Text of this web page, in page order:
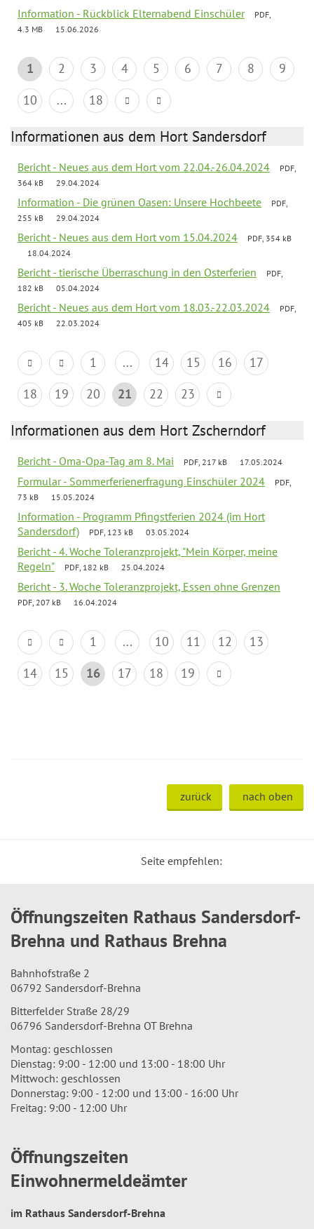
Information - Rückblick Elternabend Einschüler
PDF,
4.3 MB
15.06.2026
1 2 3 4 5 6 7 8
9
10
... 18
Informationen aus dem Hort Sandersdorf
Bericht - Neues aus dem Hort vom 22.04.-26.04.2024
PDF,
364 kB
29.04.2024
Information - Die grünen Oasen: Unsere Hochbeete
PDF,
255 kB
29.04.2024
Bericht - Neues aus dem Hort vom 15.04.2024
PDF, 354 kB
18.04.2024
Bericht - tierische Überraschung in den Osterferien
PDF,
182 kB
05.04.2024
Bericht - Neues aus dem Hort vom 18.03.-22.03.2024
PDF,
405 kB
22.03.2024
1 ... 14 15 16
17
18
19 20 21 22 23
Informationen aus dem Hort Zscherndorf
Bericht - Oma-Opa-Tag am 8. Mai PDF, 217 kB 17.05.2024
Formular - Sommerferienerfragung Einschüler 2024
PDF,
73 kB
15.05.2024
Information - Programm Pfingstferien 2024 (im Hort
Sandersdorf)
PDF, 123 kB 03.05.2024
Bericht - 4. Woche Toleranzprojekt, "Mein Körper, meine
Regeln"
PDF, 182 kB 25.04.2024
Bericht - 3. Woche Toleranzprojekt, Essen ohne Grenzen
PDF, 207 kB 16.04.2024
1 ... 10 11 12
13
14
15 16 17 18 19
zurück nach oben
Seite empfehlen:
Öffnungszeiten Rathaus Sandersdorf-
Brehna und Rathaus Brehna
Bahnhofstraße 2
06792 Sandersdorf-Brehna
Bitterfelder Straße 28/29
06796 Sandersdorf-Brehna OT Brehna
Montag: geschlossen
Dienstag: 9:00 - 12:00 und 13:00 - 18:00 Uhr
Mittwoch: geschlossen
Donnerstag: 9:00 - 12:00 und 13:00 - 16:00 Uhr
Freitag: 9:00 - 12:00 Uhr
Öffnungszeiten
Einwohnermeldeämter
im Rathaus Sandersdorf-Brehna